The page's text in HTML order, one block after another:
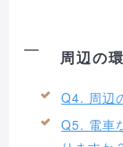
周辺の
Q4. 周辺
Q5. 電車